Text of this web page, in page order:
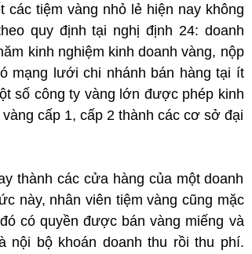
các tiệm vàng nhỏ lẻ hiện nay không
quy định tại nghị định 24: doanh
kinh nghiệm kinh doanh vàng, nộp
mạng lưới chi nhánh bán hàng tại ít
số công ty vàng lớn được phép kinh
cấp 1, cấp 2 thành các cơ sở đại
thành các cửa hàng của một doanh
này, nhân viên tiệm vàng cũng mặc
có quyền được bán vàng miếng và
nội bộ khoán doanh thu rồi thu phí.